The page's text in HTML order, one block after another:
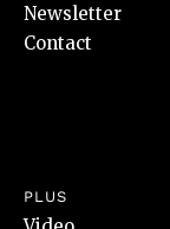
Newsletter
Contact
PLUS